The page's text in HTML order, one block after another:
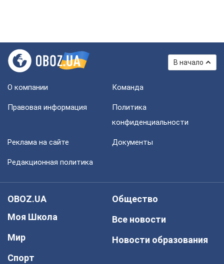
В начало
О компании Команда
Правовая информация
Политика
конфиденциальности
Реклама на сайте Документы
Редакционная политика
OBOZ.UA
Моя Школа
Мир
Спорт
Общество
Все новости
Новости образования